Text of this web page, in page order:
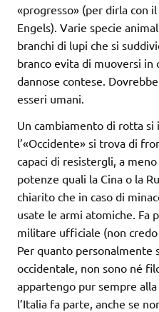
«progresso» (per dirla con
Engels). Varie specie
branchi di lupi che si
branco evita di muoversi
dannose contese.
esseri umani.
Un cambiamento di rotta si
l’«Occidente» si trova di
capaci di resistergli, a
potenze quali la Cina o la
chiarito che in caso di
usate le armi atomiche. Fa
militare ufficiale (non
Per quanto personalmente
occidentale, non sono né
appartengo pur sempre
l’Italia fa parte, anche se